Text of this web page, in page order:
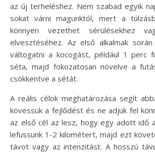
az új terheléshez. Nem szabad egyik
sokat várni magunktól, mert a
könnyen vezethet sérülésekhez
elvesztéséhez. Az első alkalmak
váltogatni a kocogást, például 1 perc
séta, majd fokozatosan növelve a
csökkentve a sétát.
A reális célok meghatározása segít
kövessük a fejlődést és ne adjuk fel
az első cél az lesz, hogy egy adott idő
lefussunk 1-2 kilométert, majd ezt
távot vagy az intenzitást. A hosszú